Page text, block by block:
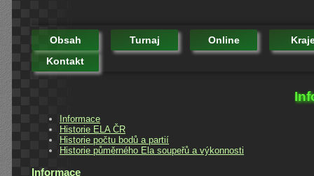
Obsah Turnaj Online
Kontakt
Informace
Historie ELA ČR
Historie počtu bodů a partií
Historie půměrného Ela soupeřů a výkonnosti
Informace